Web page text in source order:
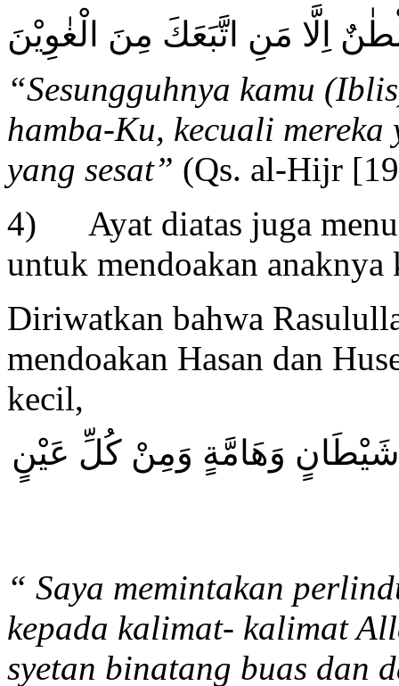
اِلَّا مَنِ اتَّبَعَكَ مِنَ الْغٰوِيْنَ
“Sesungguhnya kamu
hamba-Ku, kecuali
yang sesat” (Qs. al-Hijr
4) Ayat diatas juga
untuk mendoakan
Diriwatkan bahwa
mendoakan Hasan dan
kecil,
شَيْطَانٍ وَهَامَّةٍ وَمِنْ كُلِّ عَيْنٍ
“ Saya memintakan
kepada kalimat- kalimat
syetan binatang buas dan